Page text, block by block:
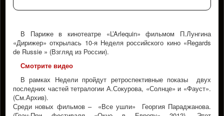
В Париже в кинотеатре «L’Arlequin» фильмом П.Лунгина
«Дирижер» открылась 10-я Неделя российского кино «Regards
de Russie » (Взгляд из России).
Смотрите видео
В рамках Недели пройдут ретроспективные показы двух
последних частей тетралогии А.Сокурова, «Солнце» и «Фауст».
(См.Архив).
Среди новых фильмов – «Все ушли» Георгия Параджанова.